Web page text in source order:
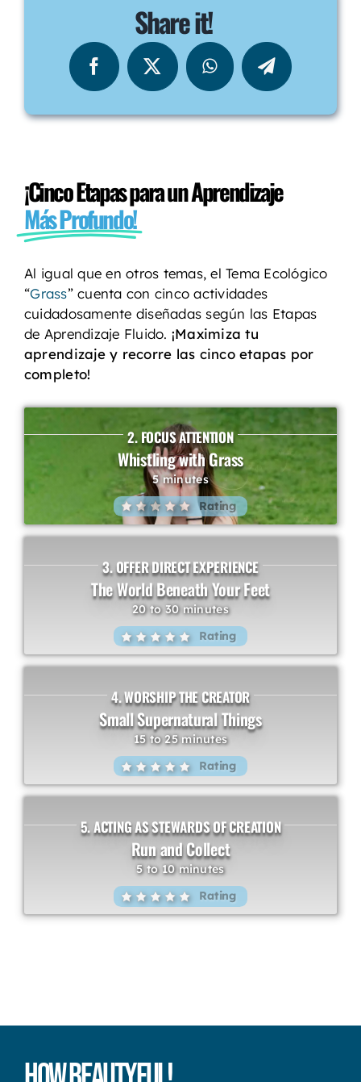
Share it!
¡Cinco Etapas para un Aprendizaje
Más Profundo!
Al igual que en otros temas, el Tema Ecológico
“Grass” cuenta con cinco actividades
cuidadosamente diseñadas según las Etapas
de Aprendizaje Fluido. ¡Maximiza tu
aprendizaje y recorre las cinco etapas por
completo!
2. FOCUS ATTENTION
Whistling with Grass
5 minutes
Rating
3. OFFER DIRECT EXPERIENCE
The World Beneath Your Feet
20 to 30 minutes
Rating
4. WORSHIP THE CREATOR
Small Supernatural Things
15 to 25 minutes
Rating
5. ACTING AS STEWARDS OF CREATION
Run and Collect
5 to 10 minutes
Rating